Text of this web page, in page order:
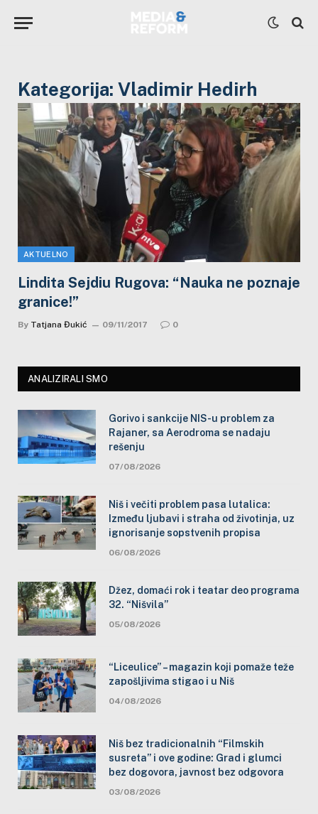
Kategorija: Vladimir Hedirh
AKTUELNO
Lindita Sejdiu Rugova: “Nauka ne poznaje
granice!”
By Tatjana Đukić 09/11/2017 0
ANALIZIRALI SMO
Gorivo i sankcije NIS-u problem za
Rajaner, sa Aerodroma se nadaju
rešenju
07/08/2026
Niš i večiti problem pasa lutalica:
Između ljubavi i straha od životinja, uz
ignorisanje sopstvenih propisa
06/08/2026
Džez, domaći rok i teatar deo programa
32. “Nišvila”
05/08/2026
“Liceulice” – magazin koji pomaže teže
zapošljivima stigao i u Niš
04/08/2026
Niš bez tradicionalnih “Filmskih
susreta” i ove godine: Grad i glumci
bez dogovora, javnost bez odgovora
03/08/2026